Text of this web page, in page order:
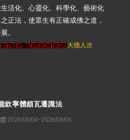
活化、心靈化、科學化、藝術化
正法，使眾生有正確成佛之道，
。
大德人次
欽寧體頗瓦遷識法
2026/09/04~2026/09/06